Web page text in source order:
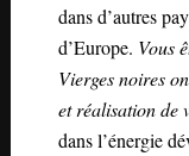
dans d’autres
d’Europe. Vous
Vierges noires
et réalisation de
dans l’énergie